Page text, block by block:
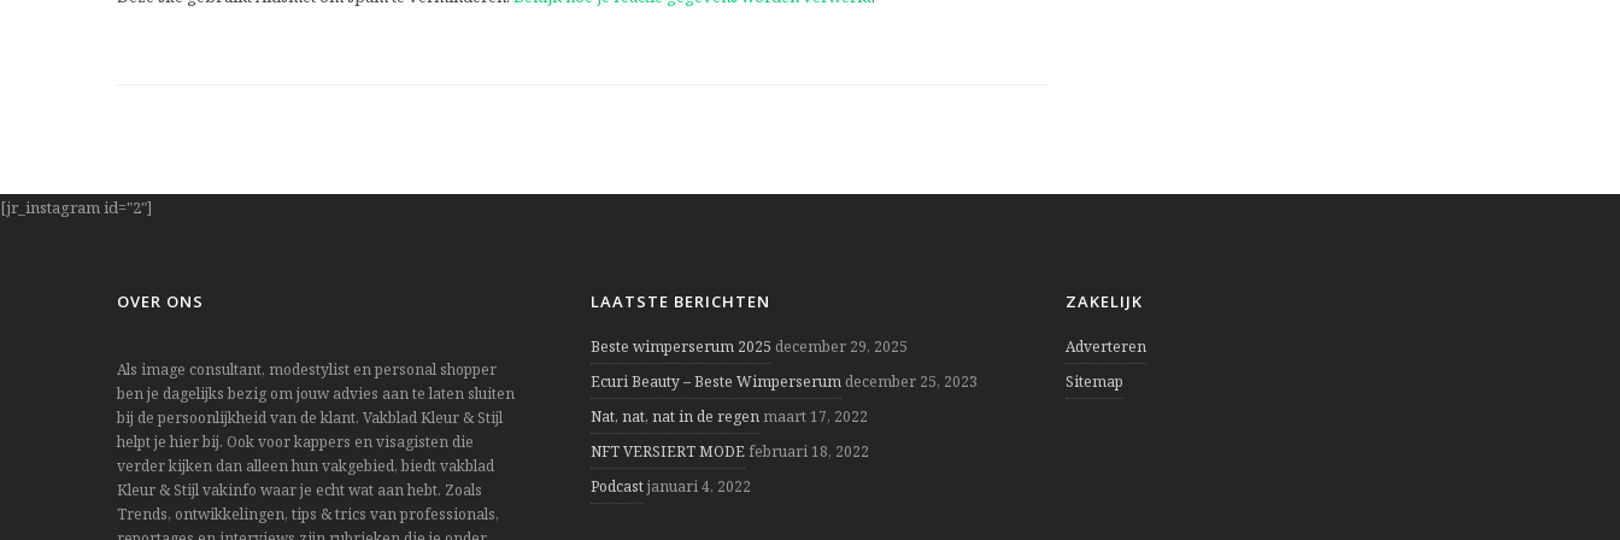
[jr_instagram id="2"]
OVER ONS
Als image consultant, modestylist en personal shopper
ben je dagelijks bezig om jouw advies aan te laten sluiten
bij de persoonlijkheid van de klant. Vakblad Kleur & Stijl
helpt je hier bij. Ook voor kappers en visagisten die
verder kijken dan alleen hun vakgebied, biedt vakblad
Kleur & Stijl vakinfo waar je echt wat aan hebt. Zoals
Trends, ontwikkelingen, tips & trics van professionals,
LAATSTE BERICHTEN
Beste wimperserum 2025 december 29, 2025
Ecuri Beauty – Beste Wimperserum december 25, 2023
Nat, nat, nat in de regen maart 17, 2022
NFT VERSIERT MODEfebruari 18, 2022
Podcastjanuari 4, 2022
ZAKELIJK
Adverteren
Sitemap